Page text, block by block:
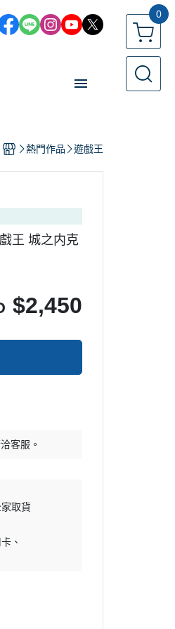
0
人】
】
熱門作品 遊戲王
王 城之内克
$2,450
客服。
取貨